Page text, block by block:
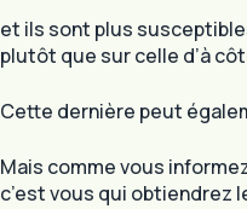
et ils sont plus
plutôt que sur celle d’à
Cette dernière peut
Mais comme vous
c’est vous qui obtiendrez